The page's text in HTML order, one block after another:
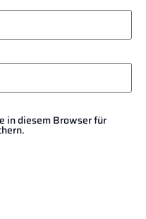
in diesem Browser für